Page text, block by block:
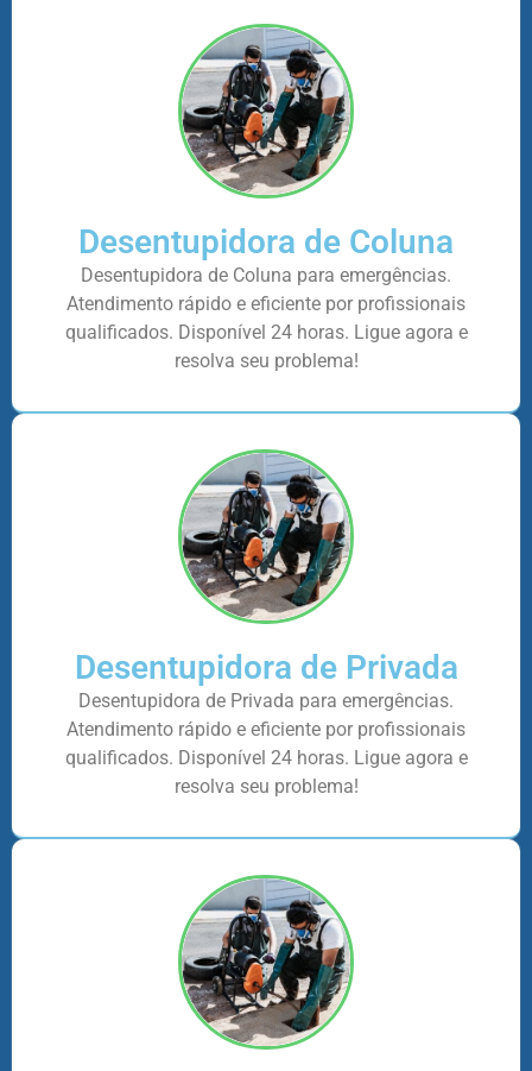
Desentupidora de Coluna
Desentupidora de Coluna para emergências.
Atendimento rápido e eficiente por profissionais
qualificados. Disponível 24 horas. Ligue agora e
resolva seu problema!
Desentupidora de Privada
Desentupidora de Privada para emergências.
Atendimento rápido e eficiente por profissionais
qualificados. Disponível 24 horas. Ligue agora e
resolva seu problema!